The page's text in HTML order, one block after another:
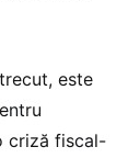
este
criză fiscal-